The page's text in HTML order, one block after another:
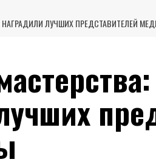
НАГРАДИЛИ ЛУЧШИХ ПРЕДСТАВИТЕЛЕЙ